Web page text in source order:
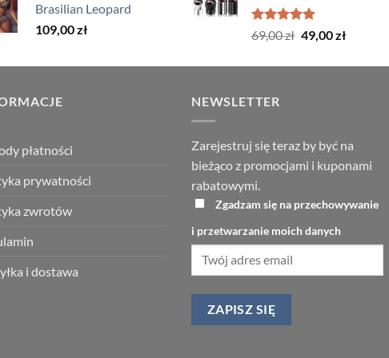
119,00 zł.
Brasilian Leopard
109,00zł
Oceniono
5.00
69,00zł Pierwotna
wynosiła:
49,00złAktualna
wynosi:
płatności
prywatności
zwrotów
i dostawa
NEWSLETTER
Zarejestruj się teraz by być na
bieżąco z promocjami i kuponami
rabatowymi.
Zgadzam się na przechowywanie
i przetwarzanie moich danych